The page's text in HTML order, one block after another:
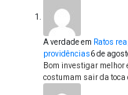
A verdadeem Ratos
providências6 de
Bom investigar melhor
costumam sair da toca